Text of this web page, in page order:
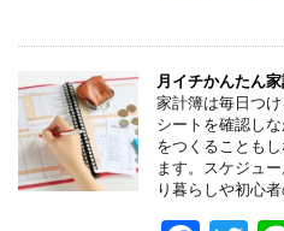
c
e
b
o
o
tt
er
月イチかんたん
家計簿は毎日つ
シートを確認し
をつくることも
ます。スケジュ
り暮らしや初心